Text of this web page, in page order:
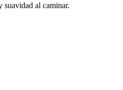
suavidad al caminar.